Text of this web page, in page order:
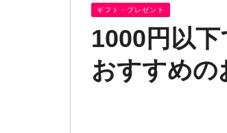
ギフト・プレゼント
1000円以
おすすめの